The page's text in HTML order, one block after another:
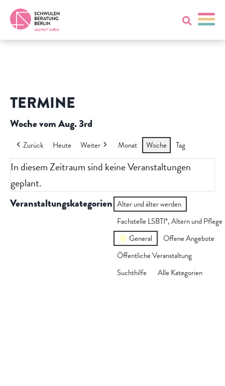
TERMINE
Woche vom Aug. 3rd
Zurück Heute Weiter Monat Woche Tag
In diesem Zeitraum sind keine Veranstaltungen
geplant.
Veranstaltungskategorien Alter und älter werden
Fachstelle LSBTI*, Altern und Pflege
General
Offene Angebote
Öffentliche Veranstaltung
Suchthilfe
Alle Kategorien